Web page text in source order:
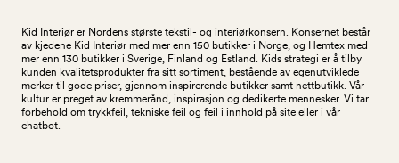
Kid Interiør er Nordens største tekstil- og interiørkonsern. Konsernet består
av kjedene Kid Interiør med mer enn 150 butikker i Norge, og Hemtex med
mer enn 130 butikker i Sverige, Finland og Estland. Kids strategi er å tilby
kunden kvalitetsprodukter fra sitt sortiment, bestående av egenutviklede
merker til gode priser, gjennom inspirerende butikker samt nettbutikk. Vår
kultur er preget av kremmerånd, inspirasjon og dedikerte mennesker. Vi tar
forbehold om trykkfeil, tekniske feil og feil i innhold på site eller i vår
chatbot.